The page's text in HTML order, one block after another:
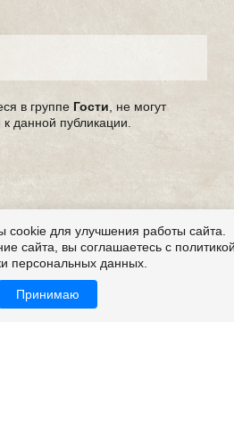
в группе Гости, не могут
данной публикации.
для улучшения работы сайта.
сайта, вы соглашаетесь с
персональных данных.
Принимаю